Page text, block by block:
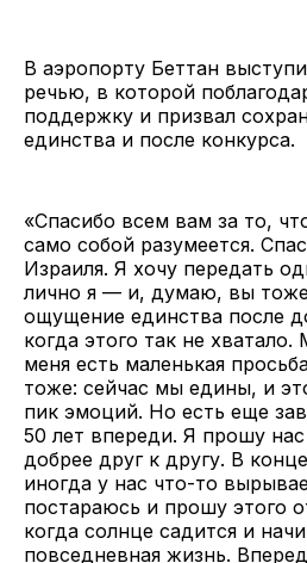
В аэропорту Беттан
речью, в которой
поддержку и призвал
единства и после конкурса.
«Спасибо всем вам за то,
само собой разумеется.
Израиля. Я хочу передать
лично я — и, думаю, вы
ощущение единства после
когда этого так не
меня есть маленькая
тоже: сейчас мы едины, и
пик эмоций. Но есть еще
50 лет впереди. Я прошу нас
добрее друг к другу. В
иногда у нас что-то
постараюсь и прошу этого
когда солнце садится и
повседневная жизнь.